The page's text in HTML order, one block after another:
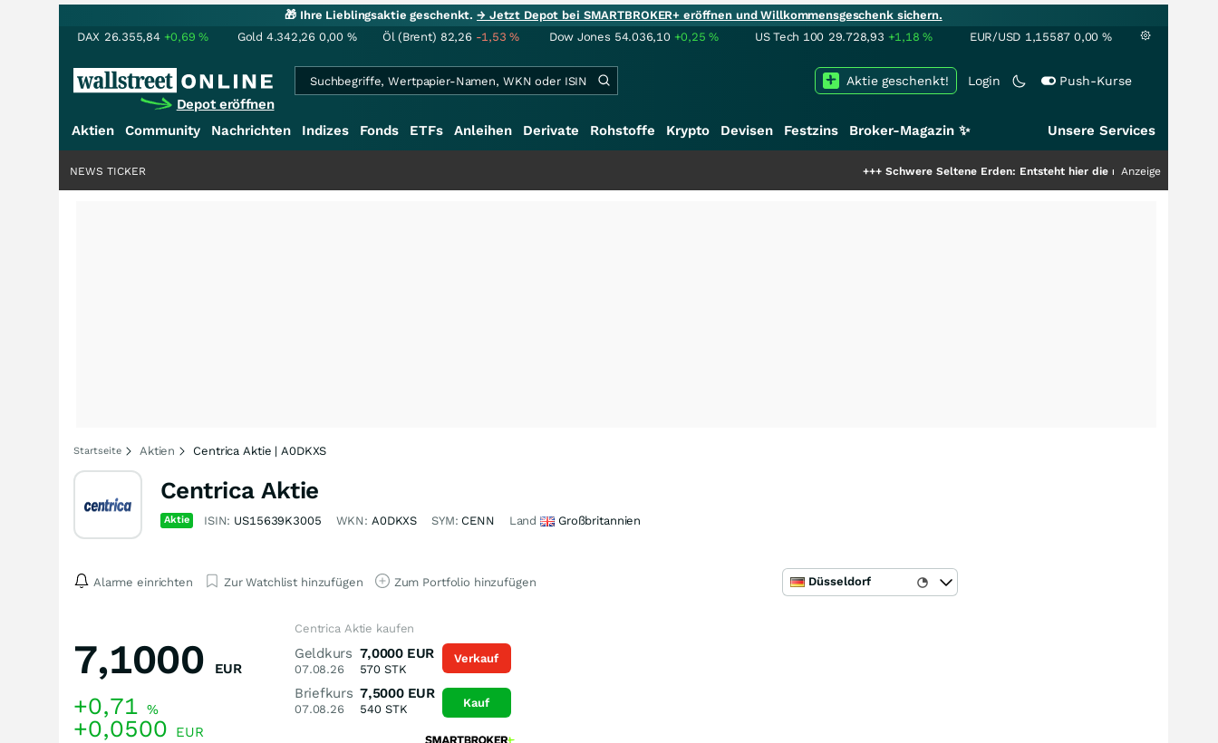
🎁 Ihre Lieblingsaktie geschenkt.→ Jetzt Depot bei SMARTBROKER+ eröffnen und Willkommensgeschenk sichern.
DAX 26.355,84 +0,69% Gold 4.342,26 0,00 % Öl (Brent) 82,26 -1,53% Dow Jones 54.036,10 +0,25% US Tech 100 29.728,93 +1,18% EUR/USD 1,15587 0,00 %
Depot eröffnen
Login Push-Kurse
Aktie geschenkt!
Aktien Community Nachrichten Indizes Fonds ETFs Anleihen Derivate Rohstoffe Krypto Devisen Festzins Broker-Magazin ✨ Unsere Services
Schwere Seltene Erden: Entsteht hier die nächste Milliardenstory?
Anzeige
NEWS TICKER
Startseite Aktien Centrica Aktie | A0DKXS
Centrica Aktie
Aktie ISIN: US15639K3005 WKN: A0DKXS SYM: CENN Land Großbritannien
Alarme einrichten Zur Watchlist hinzufügen Zum Portfolio hinzufügen Düsseldorf
7,1000 EUR
+0,71 %
+0,0500 EUR
Centrica Aktie kaufen
Geldkurs
07.08.26
7,0000 EUR
570 STK
Briefkurs
07.08.26
7,5000 EUR
540STK
Verkauf
Kauf